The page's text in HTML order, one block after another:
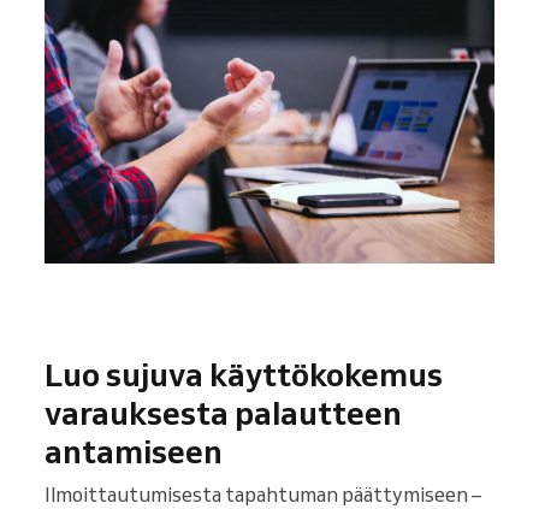
Luo sujuva käyttökokemus
varauksesta palautteen
antamiseen
Ilmoittautumisesta tapahtuman päättymiseen –